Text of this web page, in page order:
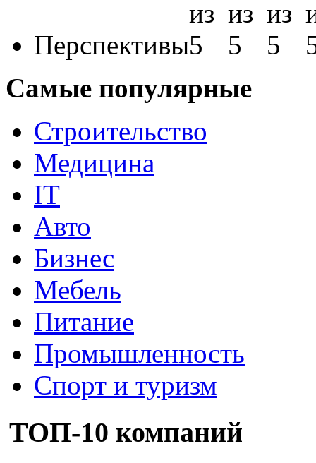
Перспективы
Самые популярные
Строительство
Медицина
IT
Авто
Бизнес
Мебель
Питание
Промышленность
Спорт и туризм
ТОП-10 компаний